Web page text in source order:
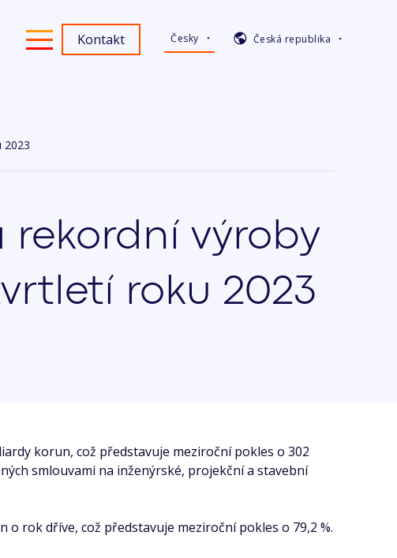
Kontakt Česky Česká republika
2023
rekordní výroby
roku 2023
korun, což představuje meziroční pokles o 302
smlouvami na inženýrské, projekční a stavební
rok dříve, což představuje meziroční pokles o 79,2 %.